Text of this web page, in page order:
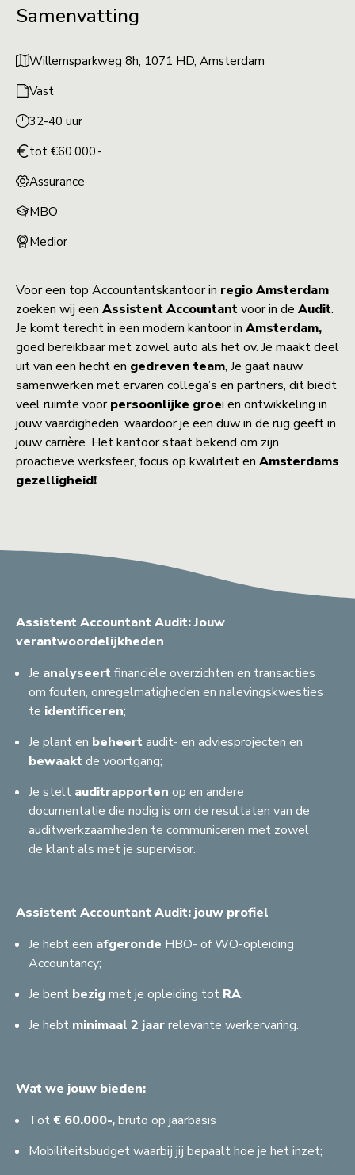
Samenvatting
Willemsparkweg 8h, 1071 HD, Amsterdam
Vast
32-40 uur
tot €60.000.-
Assurance
MBO
Medior
Voor een top Accountantskantoor in regioAmsterdam
zoeken wij een Assistent Accountantvoor in de Audit.
Je komt terecht in een modern kantoor in Amsterdam,
goed bereikbaar met zowel auto als het ov. Je maakt deel
uit van een hecht en gedreven team, Je gaat nauw
samenwerken met ervaren collega’s en partners, dit biedt
veel ruimte voorpersoonlijke groei en ontwikkeling in
jouw vaardigheden, waardoor je een duw in de rug geeft in
jouw carrière. Het kantoor staat bekend om zijn
proactieve werksfeer, focus op kwaliteit en Amsterdams
gezelligheid!
Assistent Accountant Audit: Jouw
verantwoordelijkheden
Je analyseert financiële overzichten en transacties
om fouten, onregelmatigheden en nalevingskwesties
te identificeren;
Je plant en beheert audit- en adviesprojecten en
bewaakt de voortgang;
Je stelt auditrapporten op en andere
documentatie die nodig is om de resultaten van de
auditwerkzaamheden te communiceren met zowel
de klant als met je supervisor.
Assistent Accountant Audit: jouw profiel
Je hebt een afgeronde HBO- of WO-opleiding
Accountancy;
Je bent bezigmet je opleiding tot RA;
Je hebt minimaal 2 jaarrelevante werkervaring.
Wat we jouw bieden:
Tot€ 60.000-,bruto op jaarbasis
Mobiliteitsbudget waarbij jij bepaalt hoe je het inzet;